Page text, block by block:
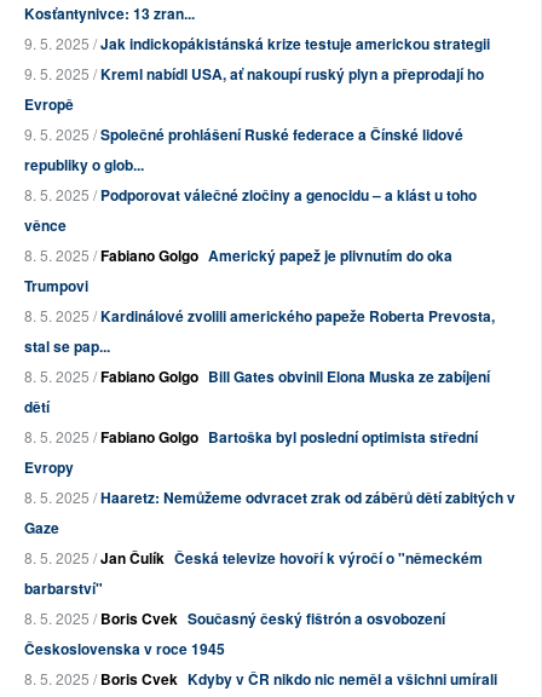
Kosťantynivce: 13 zran...
9. 5. 2025 /Jak indickopákistánská krize testuje americkou strategii
9. 5. 2025 /Kreml nabídl USA, ať nakoupí ruský plyn a přeprodají ho
Evropě
9. 5. 2025 /Společné prohlášení Ruské federace a Čínské lidové
republiky o glob...
8. 5. 2025 /Podporovat válečné zločiny a genocidu – a klást u toho
věnce
8. 5. 2025 /Fabiano Golgo Americký papež je plivnutím do oka
Trumpovi
8. 5. 2025 /Kardinálové zvolili amerického papeže Roberta Prevosta,
stal se pap...
8. 5. 2025 /Fabiano Golgo Bill Gates obvinil Elona Muska ze zabíjení
dětí
8. 5. 2025 /Fabiano Golgo Bartoška byl poslední optimista střední
Evropy
8. 5. 2025 /Haaretz: Nemůžeme odvracet zrak od záběrů dětí zabitých v
Gaze
8. 5. 2025 /Jan Čulík Česká televize hovoří k výročí o "německém
barbarství"
8. 5. 2025 /Boris Cvek Současný český fištrón a osvobození
Československa v roce 1945
8. 5. 2025 /Boris Cvek Kdyby v ČR nikdo nic neměl a všichni umírali